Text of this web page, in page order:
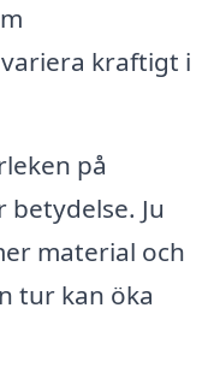
kraftigt i
på
Ju
material och
tur kan öka